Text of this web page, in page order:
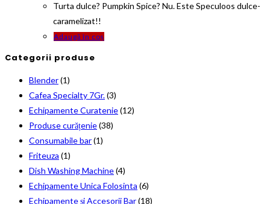
Turta dulce? Pumpkin Spice? Nu. Este Speculoos dulce-
caramelizat!!
Adaugă în coș
Categorii produse
Blender(1)
Cafea Specialty 7Gr.(3)
Echipamente Curatenie(12)
Produse curățenie(38)
Consumabile bar(1)
Friteuza (1)
Dish Washing Machine(4)
Echipamente Unica Folosinta (6)
Echipamente și Accesorii Bar(18)